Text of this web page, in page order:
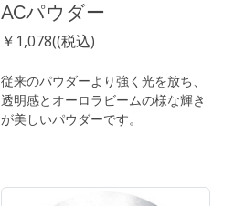
ACパウダー
￥1,078((税込)
従来のパウダーより強く光を放ち、
透明感とオーロラビームの様な輝き
が美しいパウダーです。